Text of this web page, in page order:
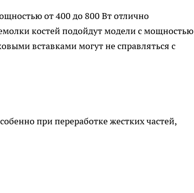
от 400 до 800 Вт отлично
костей подойдут модели с мощностью
вставками могут не справляться с
при переработке жестких частей,